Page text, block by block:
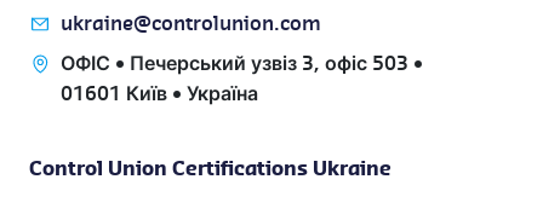
ukraine@controlunion.com
ОФІС • Печерський узвіз 3, офіс 503 •
01601 Київ • Україна
Control Union Certifications Ukraine